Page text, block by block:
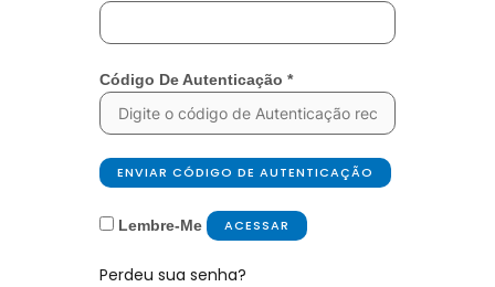
Código De Autenticação *
ENVIAR CÓDIGO DE AUTENTICAÇÃO
Lembre-Me ACESSAR
Perdeu sua senha?